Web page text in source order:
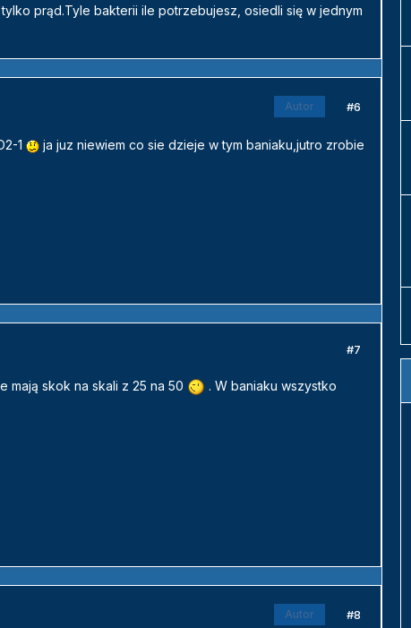
prąd.Tyle bakterii ile potrzebujesz, osiedli się w jednym
Autor #6
1
ja juz niewiem co sie dzieje w tym baniaku,jutro zrobie
#7
mają skok na skali z 25 na 50
. W baniaku wszystko
Autor #8